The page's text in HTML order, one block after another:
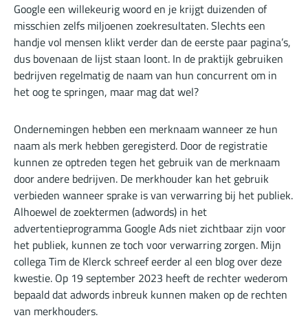
Google een willekeurig woord en je krijgt duizenden of
misschien zelfs miljoenen zoekresultaten. Slechts een
handje vol mensen klikt verder dan de eerste paar pagina’s,
dus bovenaan de lijst staan loont. In de praktijk gebruiken
bedrijven regelmatig de naam van hun concurrent om in
het oog te springen, maar mag dat wel?
Ondernemingen hebben een merknaam wanneer ze hun
naam als merk hebben geregisterd. Door de registratie
kunnen ze optreden tegen het gebruik van de merknaam
door andere bedrijven. De merkhouder kan het gebruik
verbieden wanneer sprake is van verwarring bij het publiek.
Alhoewel de zoektermen (adwords) in het
advertentieprogramma Google Ads niet zichtbaar zijn voor
het publiek, kunnen ze toch voor verwarring zorgen. Mijn
collega Tim de Klerck schreef eerder al een blogover deze
kwestie. Op 19 september 2023 heeft de rechter wederom
bepaald dat adwords inbreuk kunnen maken op de rechten
van merkhouders.